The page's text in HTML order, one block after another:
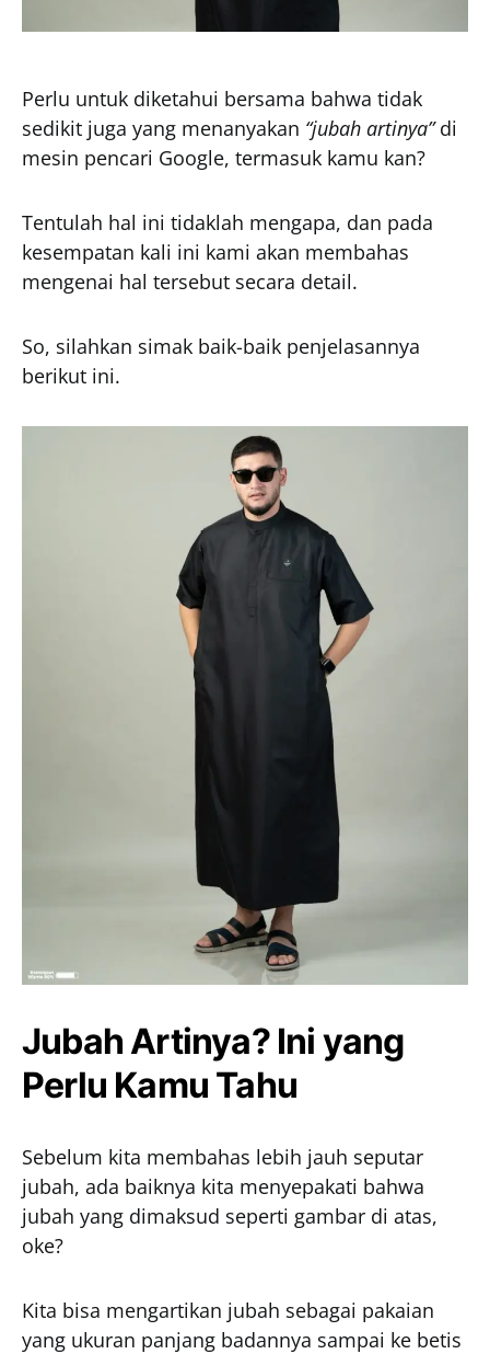
Perlu untuk diketahui bersama bahwa tidak
sedikit juga yang menanyakan “jubah artinya”di
mesin pencari Google, termasuk kamu kan?
Tentulah hal ini tidaklah mengapa, dan pada
kesempatan kali ini kami akan membahas
mengenai hal tersebut secara detail.
So, silahkan simak baik-baik penjelasannya
berikut ini.
Jubah Artinya? Ini yang
Perlu Kamu Tahu
Sebelum kita membahas lebih jauh seputar
jubah, ada baiknya kita menyepakati bahwa
jubah yang dimaksud seperti gambar di atas,
oke?
Kita bisa mengartikan jubah sebagai pakaian
yang ukuran panjang badannya sampai ke betis